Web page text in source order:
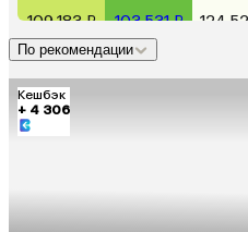
109 183 ₽
103 531 ₽
124
По рекомендации
Кешбэк
+ 4 306